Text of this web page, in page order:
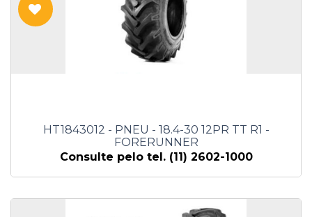
HT1843012 - PNEU - 18.4-30 12PR TT R1 -
FORERUNNER
Consulte pelo tel. (11) 2602-1000